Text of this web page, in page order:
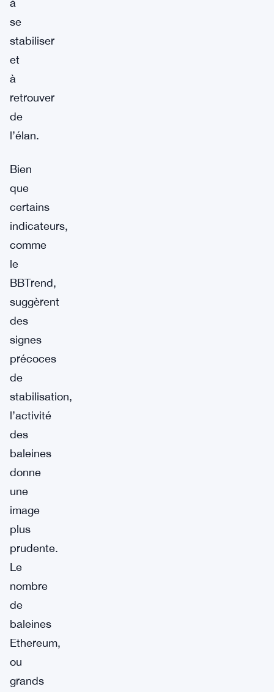
à
se
stabiliser
et
à
retrouver
de
l’élan.
Bien
que
certains
indicateurs,
comme
le
BBTrend,
suggèrent
des
signes
précoces
de
stabilisation,
l’activité
des
baleines
donne
une
image
plus
prudente.
Le
nombre
de
baleines
Ethereum,
ou
grands